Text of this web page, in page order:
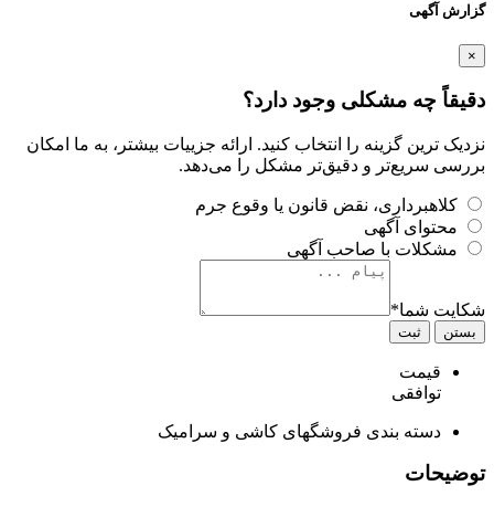
گزارش آگهی
×
دقیقاً چه مشکلی وجود دارد؟
نزدیک ترین گزینه را انتخاب کنید. ارائه جزییات بیشتر، به ما امکان
بررسی سریع‌تر و دقیق‌تر مشکل را می‌دهد.
کلاهبرداری، نقض قانون یا وقوع جرم
محتوای آگهی
مشکلات با صاحب آگهی
شکایت شما*
بستن ثبت
قیمت
توافقی
دسته بندی فروشگهای کاشی و سرامیک
توضیحات